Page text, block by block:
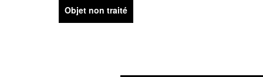
Objet non traité